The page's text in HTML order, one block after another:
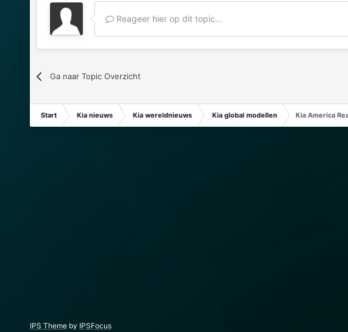
Reageer hier op dit topic...
Ga naar Topic Overzicht
Start Kia nieuws Kia wereldnieuws Kia global modellen Kia America
IPS Themeby IPSFocus